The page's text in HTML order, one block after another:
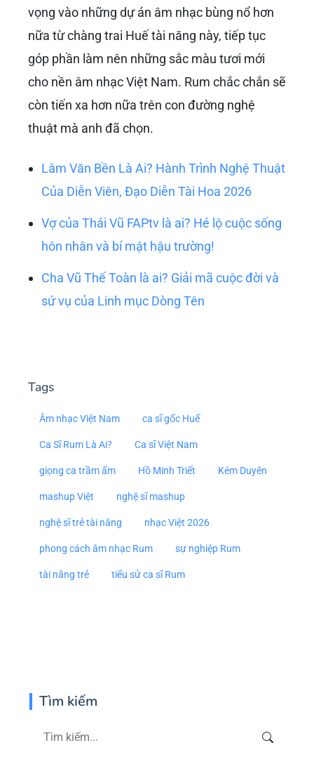
vọng vào những dự án âm nhạc bùng nổ hơn
nữa từ chàng trai Huế tài năng này, tiếp tục
góp phần làm nên những sắc màu tươi mới
cho nền âm nhạc Việt Nam. Rum chắc chắn sẽ
còn tiến xa hơn nữa trên con đường nghệ
thuật mà anh đã chọn.
Lâm Văn Bền Là Ai? Hành Trình Nghệ Thuật
Của Diễn Viên, Đạo Diễn Tài Hoa 2026
Vợ của Thái Vũ FAPtv là ai? Hé lộ cuộc sống
hôn nhân và bí mật hậu trường!
Cha Vũ Thế Toàn là ai? Giải mã cuộc đời và
sứ vụ của Linh mục Dòng Tên
Tags
Âm nhạc Việt Nam ca sĩ gốc Huế
Ca Sĩ Rum Là Ai? Ca sĩ Việt Nam
giọng ca trầm ấm Hồ Minh Triết Kém Duyên
mashup Việt nghệ sĩ mashup
nghệ sĩ trẻ tài năng nhạc Việt 2026
phong cách âm nhạc Rum sự nghiệp Rum
tài năng trẻ tiểu sử ca sĩ Rum
Tìm kiếm